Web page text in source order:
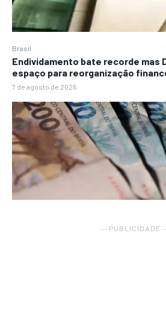
Brasil
Endividamento bate recorde mas
espaço para reorganização
7 de agosto de 2026
― PUBLICIDADE